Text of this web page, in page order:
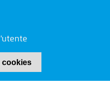
Arezzo-Siena
cookies